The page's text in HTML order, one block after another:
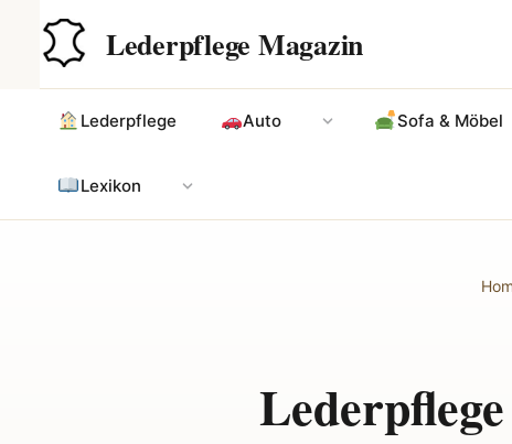
springen
Lederpflege Magazin
Lederpflege Auto Sofa & Möbel
Lexikon
Hauptinhalt